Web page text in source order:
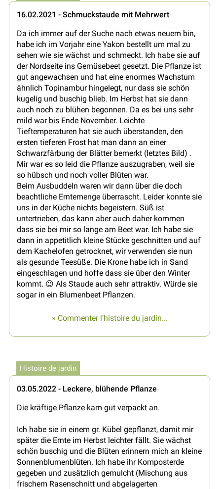
16.02.2021 - Schmuckstaude mit Mehrwert
Da ich immer auf der Suche nach etwas neuem bin,
habe ich im Vorjahr eine Yakon bestellt um mal zu
sehen wie sie wächst und schmeckt. Ich habe sie auf
der Nordseite ins Gemüsebeet gesetzt. Die Pflanze ist
gut angewachsen und hat eine enormes Wachstum
ähnlich Topinambur hingelegt, nur dass sie schön
kugelig und buschig blieb. Im Herbst hat sie dann
auch noch zu blühen begonnen. Da es bei uns sehr
mild war bis Ende November. Leichte
Tieftemperaturen hat sie auch überstanden, den
ersten tieferen Frost hat man dann an einer
Schwarzfärbung der Blätter bemerkt (letztes Bild) .
Mir war es so leid die Pflanze auszugraben, weil sie
so hübsch und noch voller Blüten war.
Beim Ausbuddeln waren wir dann über die doch
beachtliche Erntemenge überrascht. Leider konnte sie
uns in der Küche nichts begeistern. Süß ist
untertrieben, das kann aber auch daher kommen
dass sie bei mir so lange am Beet war. Ich habe sie
dann in appetitlich kleine Stücke geschnitten und auf
dem Kachelofen getrocknet, wir verwenden sie nun
als gesunde Teesüße. Die Krone habe ich in Sand
eingeschlagen und hoffe dass sie über den Winter
kommt. 😉 Als Staude auch sehr attraktiv. Würde sie
sogar in ein Blumenbeet Pflanzen.
» Commenter l’histoire du jardin...
Histoire de jardin
03.05.2022 - Leckere, blühende Pflanze
Die kräftige Pflanze kam gut verpackt an.
Ich habe sie in einem gr. Kübel gepflanzt, damit mir
später die Ernte im Herbst leichter fällt. Sie wächst
schön buschig und die Blüten erinnern mich an kleine
Sonnenblumenblüten. Ich habe ihr Komposterde
gegeben und zusätzlich gemulcht (Mischung aus
frischem Rasenschnitt und abgelagerten